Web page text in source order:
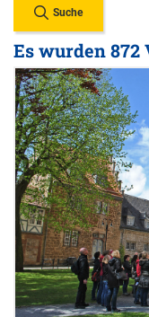
Suche
Es wurden